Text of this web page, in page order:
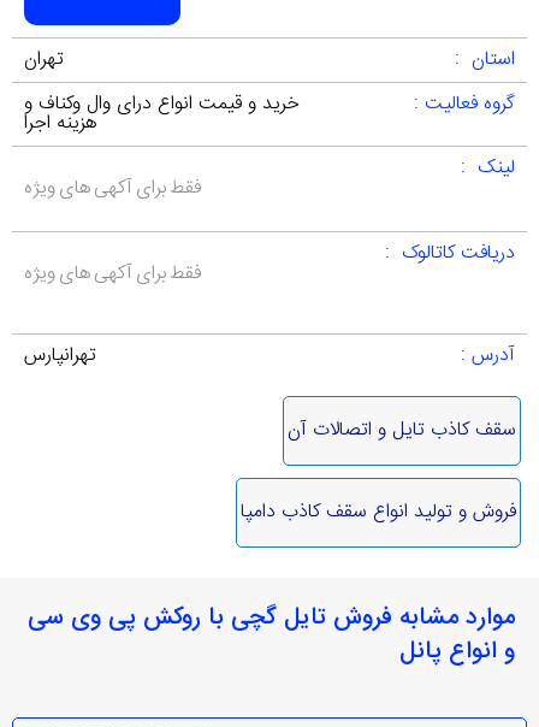
استان :
تهران
گروه فعالیت :
خرید و قیمت انواع درای وال وکناف و
هزینه اجرا
لینک :
فقط برای آکهی های ویژه
دریافت کاتالوک :
فقط برای آکهی های ویژه
آدرس : تهرانپارس
سقف کاذب تایل و اتصالات آن
فروش و تولید انواع سقف کاذب دامپا
موارد مشابه فروش تایل گچی با روکش پی وی سی
و انواع پانل